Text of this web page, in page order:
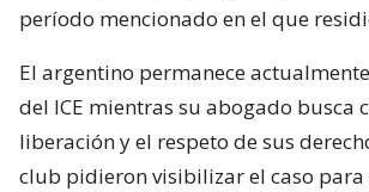
período mencionado en el que
El argentino permanece
del ICE mientras su abogado busca
liberación y el respeto de sus
club pidieron visibilizar el caso